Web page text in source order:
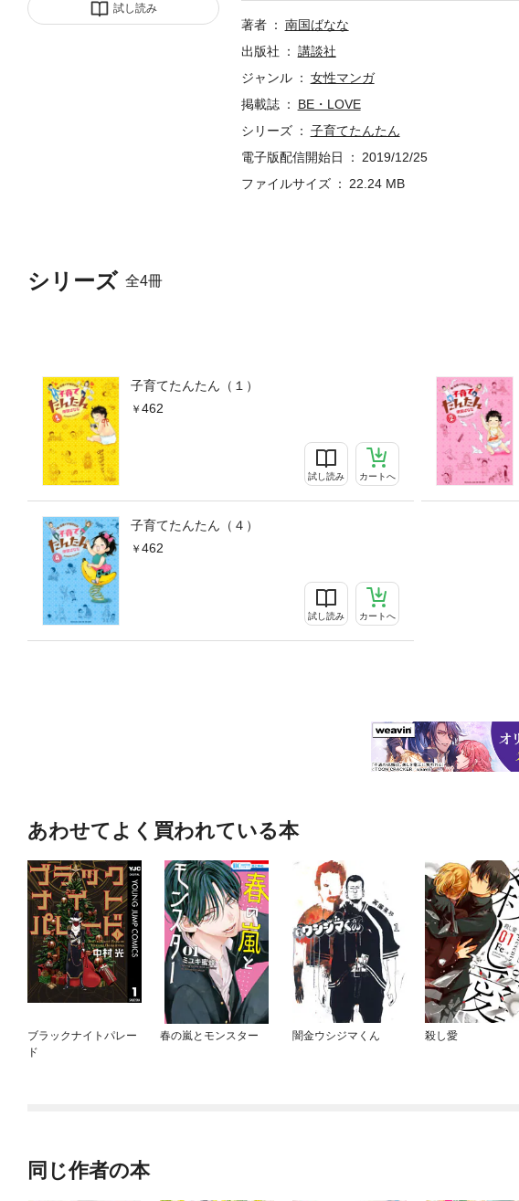
試し読み
シリーズ 全4冊
子育てたんたん（１）
462
試し読み カートへ
子育てたんたん（４）
462
試し読み カートへ
著者
南国ばなな
出版社
講談社
ジャンル
女性マンガ
掲載誌
BE・LOVE
シリーズ
子育てたんたん
電子版配信開始日
2019/12/25
ファイルサイズ
22.24 MB
あわせてよく買われている本
ブラックナイトパレー
ド
春の嵐とモンスター 闇金ウシジマくん 殺し愛
同じ作者の本